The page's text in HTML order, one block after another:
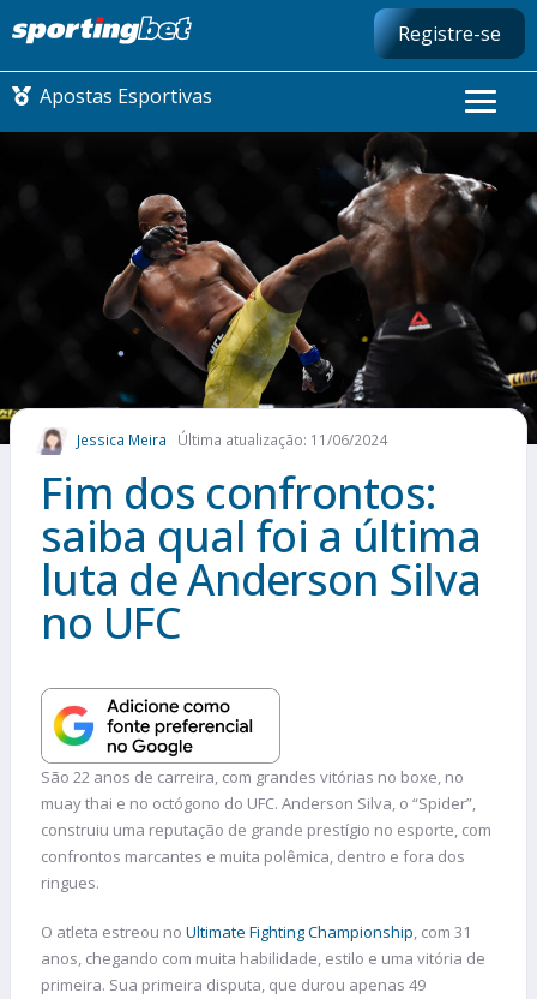
Registre-se
Apostas Esportivas
CONMEBOL LIBERTADORES
FUTEBOL NACIONAL
FUTEBOL INTERNACIONAL
COMO APOSTAR
MAIS ESPORTES
Jessica Meira Última atualização: 11/06/2024
Fim dos confrontos:
saiba qual foi a última
luta de Anderson Silva
no UFC
São 22 anos de carreira, com grandes vitórias no boxe, no
muay thai e no octógono do UFC. Anderson Silva, o “Spider”,
construiu uma reputação de grande prestígio no esporte, com
confrontos marcantes e muita polêmica, dentro e fora dos
ringues.
O atleta estreou no Ultimate Fighting Championship, com 31
anos, chegando com muita habilidade, estilo e uma vitória de
primeira. Sua primeira disputa, que durou apenas 49